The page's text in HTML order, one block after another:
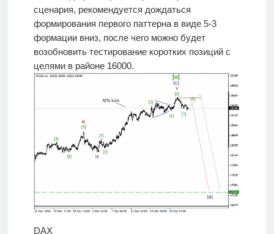
сценария, рекомендуется дождаться
формирования первого паттерна в виде 5-3
формации вниз, после чего можно будет
возобновить тестирование коротких позиций с
целями в районе 16000.
DAX